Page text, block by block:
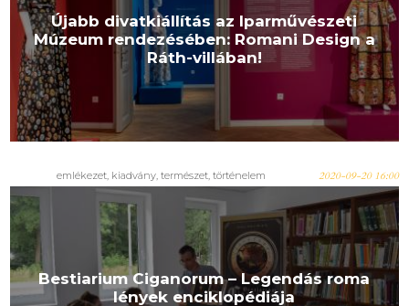
Újabb divatkiállítás az Iparművészeti
Múzeum rendezésében: Romani Design a
Ráth-villában!
emlékezet, kiadvány, természet, történelem 2020-09-20 16:00
Bestiarium Ciganorum – Legendás roma
lények enciklopédiája